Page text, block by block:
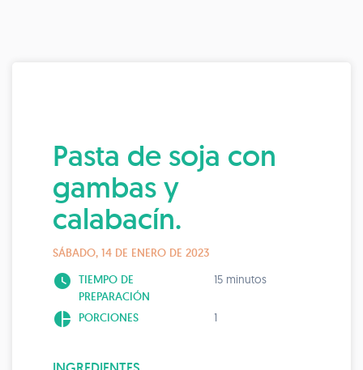
Pasta de soja con
gambas y
calabacín.
SÁBADO, 14 DE ENERO DE 2023
watch_later TIEMPO DE
PREPARACIÓN
15 minutos
pie_chart PORCIONES 1